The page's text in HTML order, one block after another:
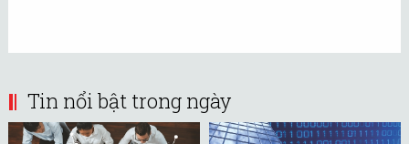
Tin nổi bật trong ngày